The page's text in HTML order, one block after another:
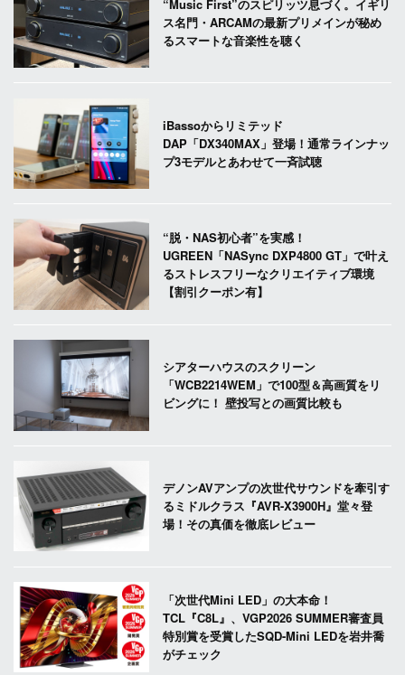
“Music First”のスピリッツ息づく。イギリ
ス名門・ARCAMの最新プリメインが秘め
るスマートな音楽性を聴く
iBassoからリミテッド
DAP「DX340MAX」登場！通常ラインナッ
プ3モデルとあわせて一斉試聴
“脱・NAS初心者”を実感！
UGREEN「NASync DXP4800 GT」で叶え
るストレスフリーなクリエイティブ環境
【割引クーポン有】
シアターハウスのスクリーン
「WCB2214WEM」で100型＆高画質をリ
ビングに！ 壁投写との画質比較も
デノンAVアンプの次世代サウンドを牽引す
るミドルクラス『AVR-X3900H』堂々登
場！その真価を徹底レビュー
「次世代Mini LED」の大本命！
TCL『C8L』、VGP2026 SUMMER審査員
特別賞を受賞したSQD-Mini LEDを岩井喬
がチェック